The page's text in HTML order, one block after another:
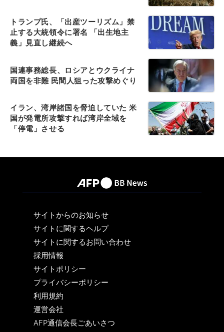
トランプ氏、「出産ツーリズム」禁
止する大統領令に署名 「出生地主
義」見直し継続へ
国連事務総長、ロシアとウクライナ
両国を非難 民間人狙った攻撃めぐり
イラン、湾岸諸国を脅迫していた 米
国が発電所攻撃すれば湾岸全域を
「停電」させる
サイトからのお知らせ
サイトに関するヘルプ
サイトに関するお問い合わせ
採用情報
サイトポリシー
プライバシーポリシー
利用規約
運営会社
AFP通信会長ごあいさつ